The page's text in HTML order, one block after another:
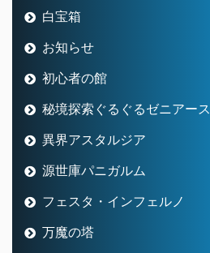
白宝箱
お知らせ
初心者の館
秘境探索ぐるぐるゼニアース
異界アスタルジア
源世庫パニガルム
フェスタ・インフェルノ
万魔の塔